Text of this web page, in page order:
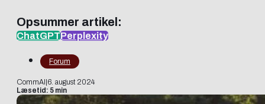
Opsummer artikel:
ChatGPTPerplexity
Forum
CommAI 6. august 2024
Læsetid: 5 min